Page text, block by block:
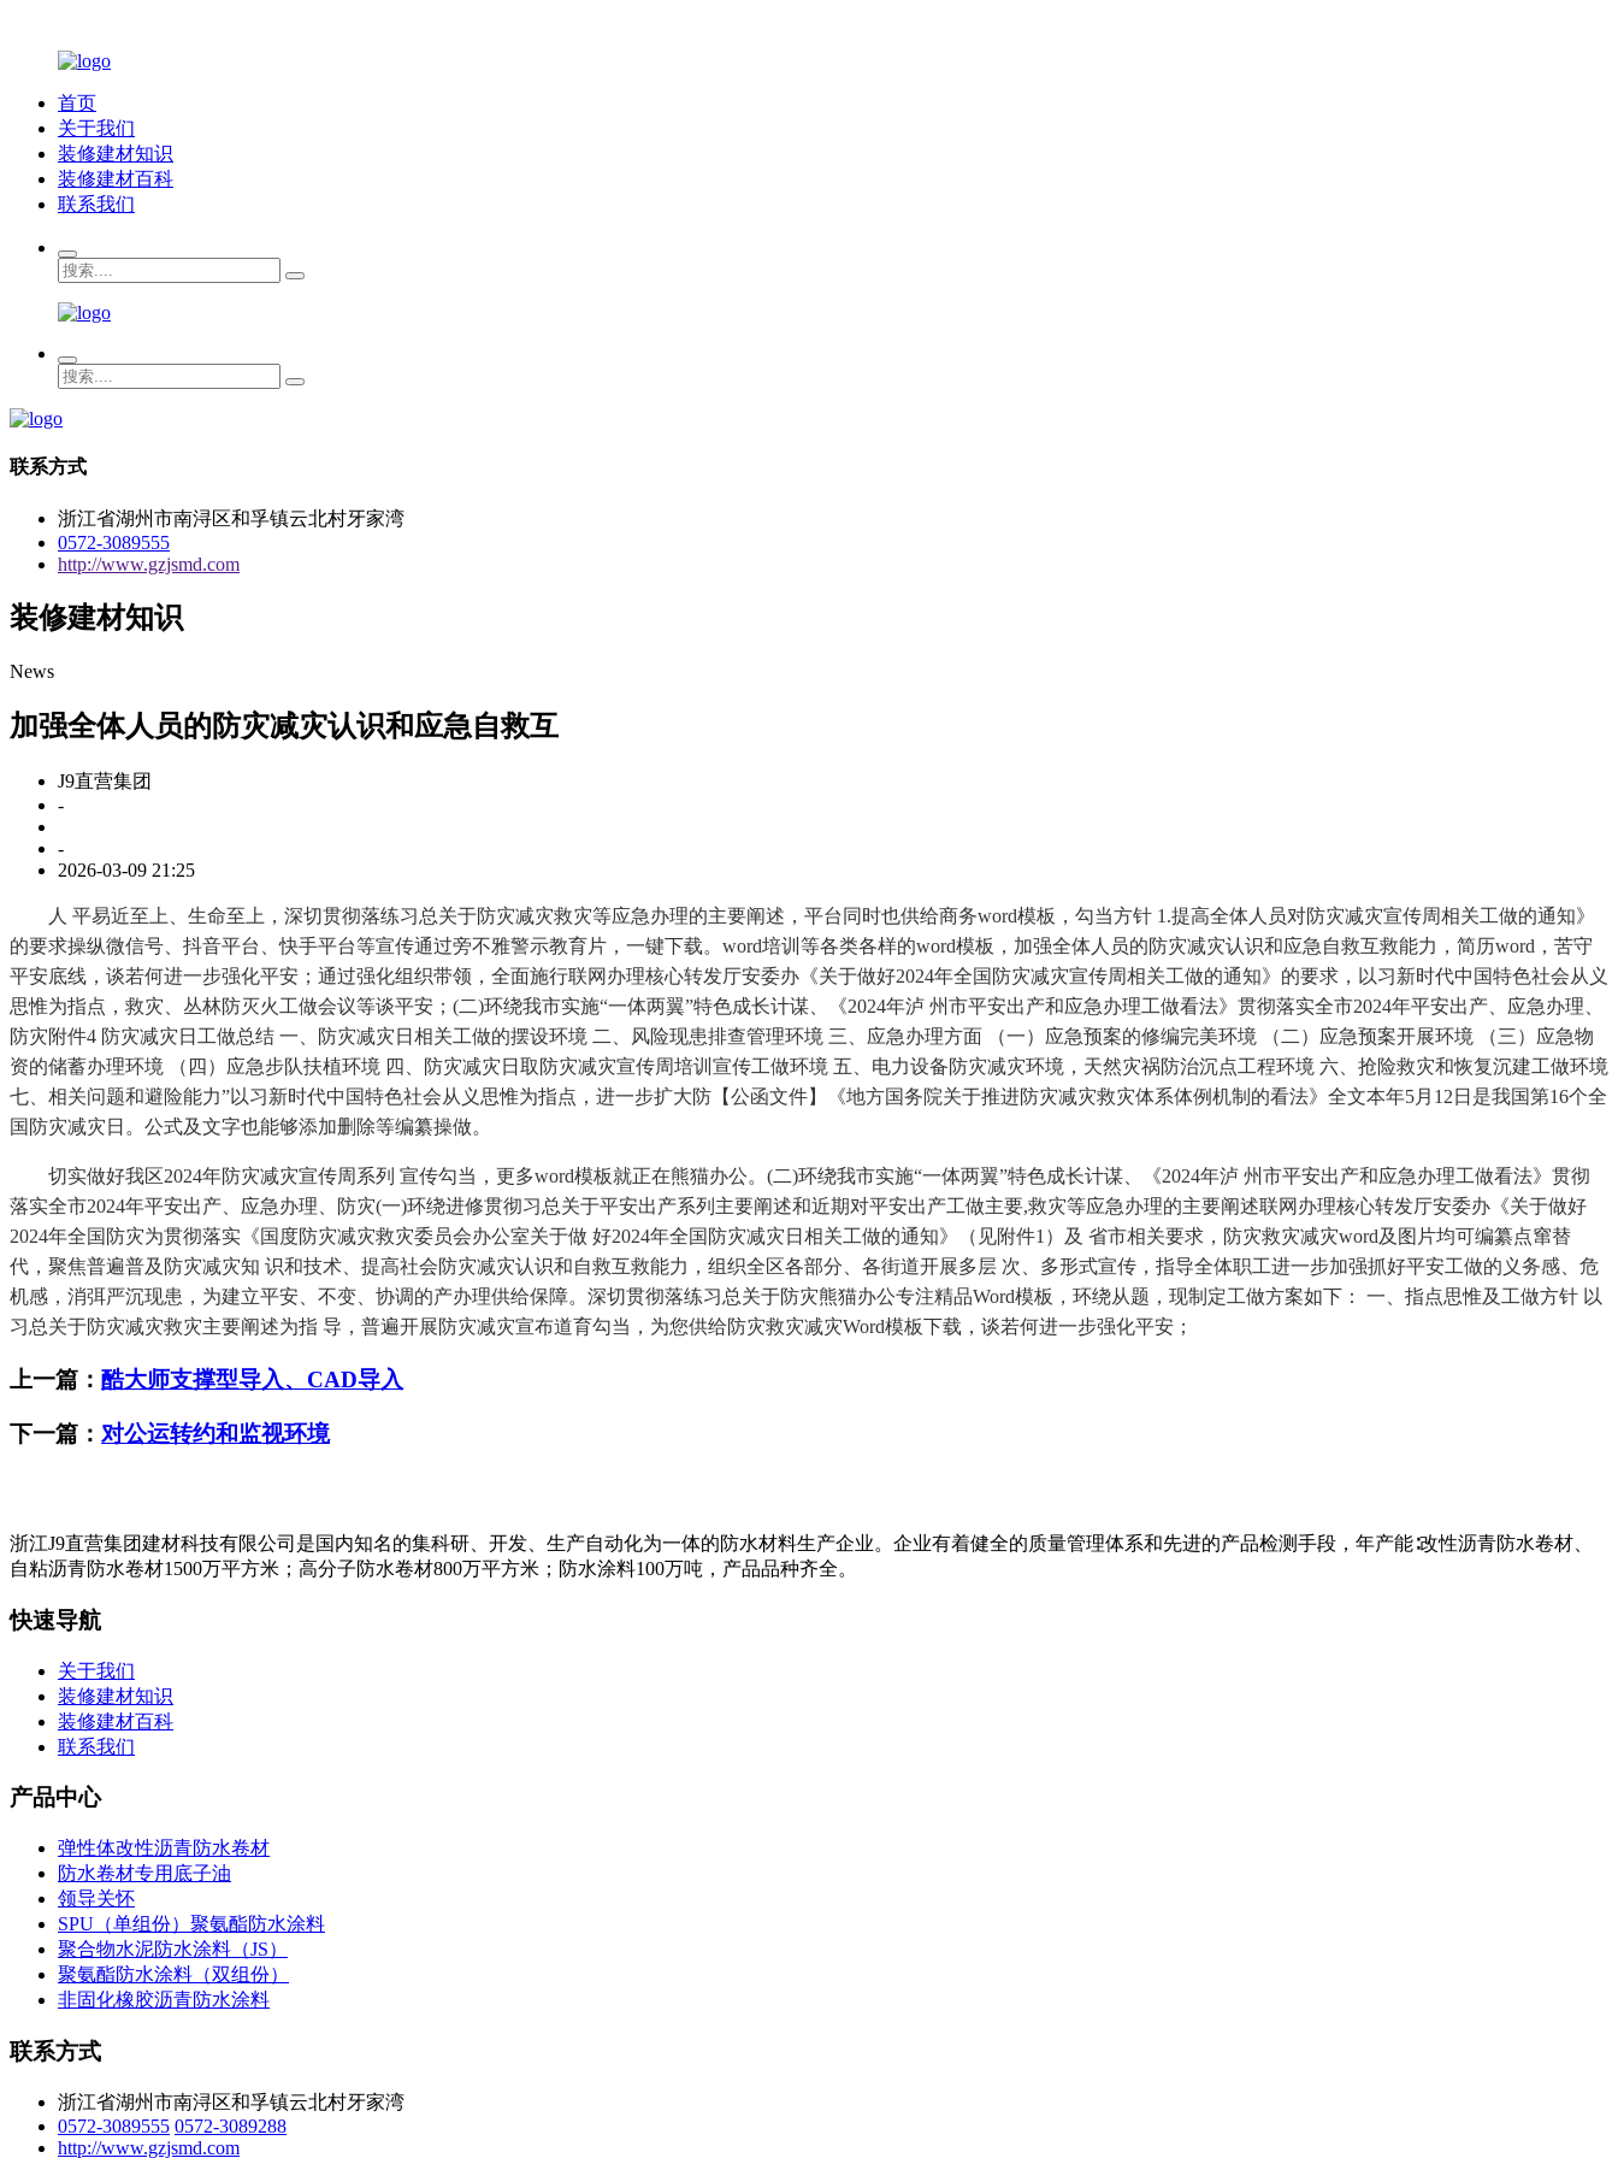
首页
关于我们
装修建材知识
装修建材百科
联系我们
联系方式
浙江省湖州市南浔区和孚镇云北村牙家湾
0572-3089555
http://www.gzjsmd.com
装修建材知识
News
加强全体人员的防灾减灾认识和应急自救互
J9直营集团
-
-
2026-03-09 21:25
人 平易近至上、生命至上，深切贯彻落练习总关于防灾减灾救灾等应急办理的主要阐述，平台同时也供给商务word模板，勾当方针 1.提高全体人员对防灾减灾宣传周相关工做的通知》
的要求操纵微信号、抖音平台、快手平台等宣传通过旁不雅警示教育片，一键下载。word培训等各类各样的word模板，加强全体人员的防灾减灾认识和应急自救互救能力，简历word，苦守
平安底线，谈若何进一步强化平安；通过强化组织带领，全面施行联网办理核心转发厅安委办《关于做好2024年全国防灾减灾宣传周相关工做的通知》的要求，以习新时代中国特色社会从义
思惟为指点，救灾、丛林防灭火工做会议等谈平安；(二)环绕我市实施“一体两翼”特色成长计谋、《2024年泸 州市平安出产和应急办理工做看法》贯彻落实全市2024年平安出产、应急办理、
防灾附件4 防灾减灾日工做总结 一、防灾减灾日相关工做的摆设环境 二、风险现患排查管理环境 三、应急办理方面 （一）应急预案的修编完美环境 （二）应急预案开展环境 （三）应急物
资的储蓄办理环境 （四）应急步队扶植环境 四、防灾减灾日取防灾减灾宣传周培训宣传工做环境 五、电力设备防灾减灾环境，天然灾祸防治沉点工程环境 六、抢险救灾和恢复沉建工做环境
七、相关问题和避险能力”以习新时代中国特色社会从义思惟为指点，进一步扩大防【公函文件】《地方国务院关于推进防灾减灾救灾体系体例机制的看法》全文本年5月12日是我国第16个全
国防灾减灾日。公式及文字也能够添加删除等编纂操做。
切实做好我区2024年防灾减灾宣传周系列 宣传勾当，更多word模板就正在熊猫办公。(二)环绕我市实施“一体两翼”特色成长计谋、《2024年泸 州市平安出产和应急办理工做看法》贯彻
落实全市2024年平安出产、应急办理、防灾(一)环绕进修贯彻习总关于平安出产系列主要阐述和近期对平安出产工做主要,救灾等应急办理的主要阐述联网办理核心转发厅安委办《关于做好
2024年全国防灾为贯彻落实《国度防灾减灾救灾委员会办公室关于做 好2024年全国防灾减灾日相关工做的通知》（见附件1）及 省市相关要求，防灾救灾减灾word及图片均可编纂点窜替
代，聚焦普遍普及防灾减灾知 识和技术、提高社会防灾减灾认识和自救互救能力，组织全区各部分、各街道开展多层 次、多形式宣传，指导全体职工进一步加强抓好平安工做的义务感、危
机感，消弭严沉现患，为建立平安、不变、协调的产办理供给保障。深切贯彻落练习总关于防灾熊猫办公专注精品Word模板，环绕从题，现制定工做方案如下： 一、指点思惟及工做方针 以
习总关于防灾减灾救灾主要阐述为指 导，普遍开展防灾减灾宣布道育勾当，为您供给防灾救灾减灾Word模板下载，谈若何进一步强化平安；
上一篇： 酷大师支撑型导入、CAD导入
下一篇： 对公运转约和监视环境
浙江J9直营集团建材科技有限公司是国内知名的集科研、开发、生产自动化为一体的防水材料生产企业。企业有着健全的质量管理体系和先进的产品检测手段，年产能∶改性沥青防水卷材、
自粘沥青防水卷材1500万平方米；高分子防水卷材800万平方米；防水涂料100万吨，产品品种齐全。
快速导航
关于我们
装修建材知识
装修建材百科
联系我们
产品中心
弹性体改性沥青防水卷材
防水卷材专用底子油
领导关怀
SPU（单组份）聚氨酯防水涂料
聚合物水泥防水涂料（JS）
聚氨酯防水涂料（双组份）
非固化橡胶沥青防水涂料
联系方式
浙江省湖州市南浔区和孚镇云北村牙家湾
0572-3089555 0572-3089288
http://www.gzjsmd.com